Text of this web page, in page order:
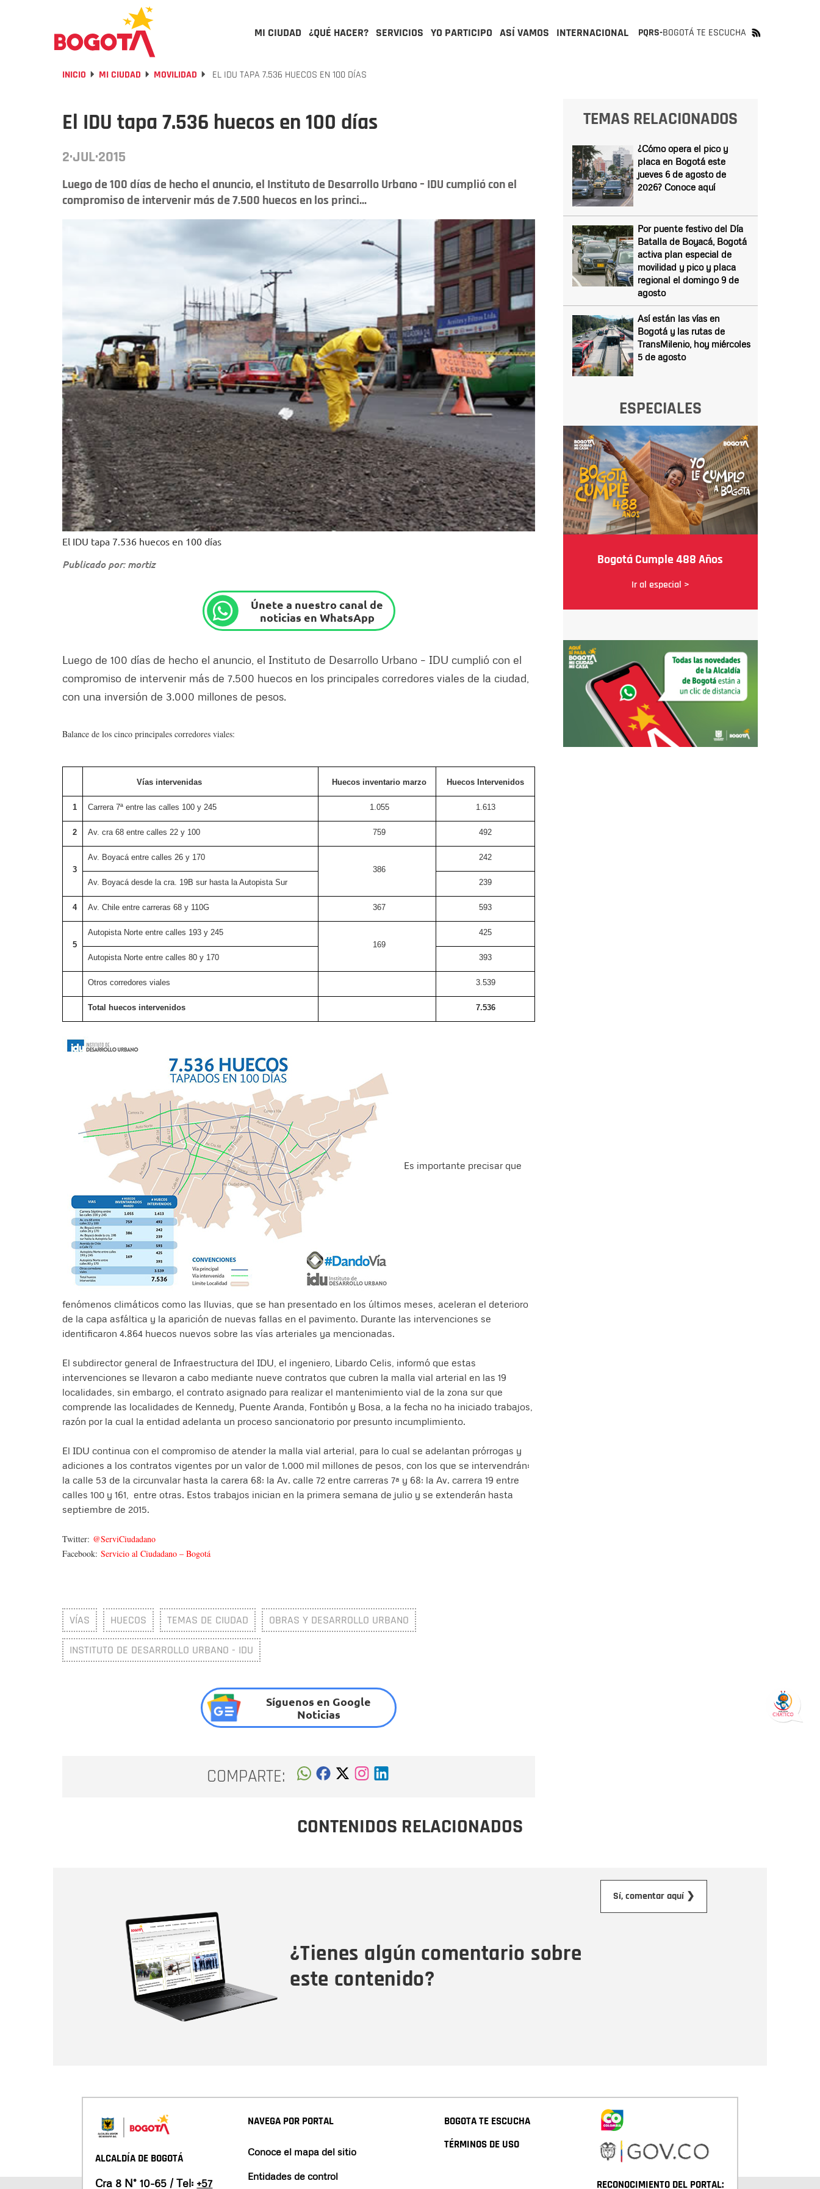
MI CIUDAD ¿QUÉ HACER? SERVICIOS YO PARTICIPO ASÍ VAMOS INTERNACIONAL PQRS-BOGOTÁ TE ESCUCHA
INICIO MI CIUDAD MOVILIDAD EL IDU TAPA 7.536 HUECOS EN 100 DÍAS
El IDU tapa 7.536 huecos en 100 días
2·JUL·2015
Luego de 100 días de hecho el anuncio, el Instituto de Desarrollo Urbano – IDU cumplió con el
compromiso de intervenir más de 7.500 huecos en los princi...
El IDU tapa 7.536 huecos en 100 días
Publicado por: mortiz
Únete a nuestro canal de
noticias en WhatsApp
Luego de 100 días de hecho el anuncio, el Instituto de Desarrollo Urbano – IDU cumplió con el
compromiso de intervenir más de 7.500 huecos en los principales corredores viales de la ciudad,
con una inversión de 3.000 millones de pesos.
Balance de los cinco principales corredores viales:
Vías intervenidas Huecos inventario marzo Huecos Intervenidos
1 Carrera 7ª entre las calles 100 y 245 1.055 1.613
2 Av. cra 68 entre calles 22 y 100 759 492
3
Av. Boyacá entre calles 26 y 170
386
242
Av. Boyacá desde la cra. 19B sur hasta la Autopista Sur 239
4 Av. Chile entre carreras 68 y 110G 367 593
5
Autopista Norte entre calles 193 y 245
169
425
Autopista Norte entre calles 80 y 170 393
Otros corredores viales 3.539
Total huecos intervenidos 7.536
Es importante precisar que
fenómenos climáticos como las lluvias, que se han presentado en los últimos meses, aceleran el deterioro
de la capa asfáltica y la aparición de nuevas fallas en el pavimento. Durante las intervenciones se
identificaron 4.864 huecos nuevos sobre las vías arteriales ya mencionadas.
El subdirector general de Infraestructura del IDU, el ingeniero, Libardo Celis, informó que estas
intervenciones se llevaron a cabo mediante nueve contratos que cubren la malla vial arterial en las 19
localidades, sin embargo, el contrato asignado para realizar el mantenimiento vial de la zona sur que
comprende las localidades de Kennedy, Puente Aranda, Fontibón y Bosa, a la fecha no ha iniciado trabajos,
razón por la cual la entidad adelanta un proceso sancionatorio por presunto incumplimiento.
El IDU continua con el compromiso de atender la malla vial arterial, para lo cual se adelantan prórrogas y
adiciones a los contratos vigentes por un valor de 1.000 mil millones de pesos, con los que se intervendrán:
la calle 53 de la circunvalar hasta la carera 68; la Av. calle 72 entre carreras 7ª y 68; la Av. carrera 19 entre
calles 100 y 161, entre otras. Estos trabajos inician en la primera semana de julio y se extenderán hasta
septiembre de 2015.
Twitter: @ServiCiudadano
Facebook: Servicio al Ciudadano – Bogotá
VÍAS HUECOS TEMAS DE CIUDAD OBRAS Y DESARROLLO URBANO
INSTITUTO DE DESARROLLO URBANO - IDU
Síguenos en Google
Noticias
COMPARTE:
TEMAS RELACIONADOS
¿Cómo opera el pico y
placa en Bogotá este
jueves 6 de agosto de
2026? Conoce aquí
Por puente festivo del Día
Batalla de Boyacá, Bogotá
activa plan especial de
movilidad y pico y placa
regional el domingo 9 de
agosto
Así están las vías en
Bogotá y las rutas de
TransMilenio, hoy miércoles
5 de agosto
ESPECIALES
Bogotá Cumple 488 Años
Ir al especial >
CONTENIDOS RELACIONADOS
¿Tienes algún comentario sobre
este contenido?
Sí, comentar aquí ❯
ALCALDÍA DE BOGOTÁ
Cra 8 N° 10-65 / Tel: +57
NAVEGA POR PORTAL
Conoce el mapa del sitio
Entidades de control
BOGOTA TE ESCUCHA
TÉRMINOS DE USO
RECONOCIMIENTO DEL PORTAL: